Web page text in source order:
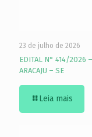
23 de julho de 2026
EDITAL N° 414/2026
ARACAJU – SE
Leia mais